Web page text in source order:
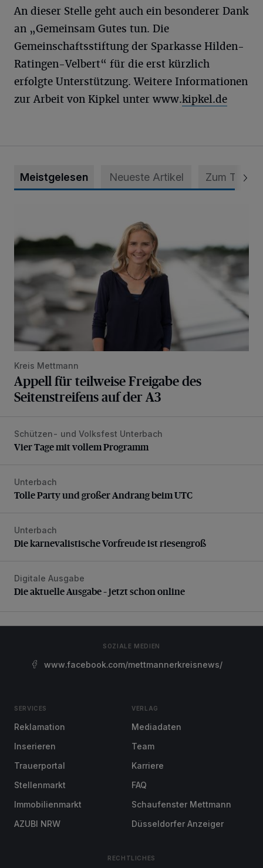
An dieser Stelle geht auch ein besonderer Dank
an „Gemeinsam Gutes tun. Die
Gemeinschaftsstiftung der Sparkasse Hilden-
Ratingen-Velbert“ für die erst kürzlich
erfolgte Unterstützung. Weitere Informationen
zur Arbeit von Kipkel unter www.kipkel.de
Meistgelesen Neueste Artikel Zum Thema
Kreis Mettmann
Appell für teilweise Freigabe des
Seitenstreifens auf der A3
Vier Tage mit vollem Programm
Schützen- und Volksfest Unterbach
Vier Tage mit vollem Programm
Tolle Party und großer Andrang beim UTC
Unterbach
Tolle Party und großer Andrang beim UTC
Die karnevalistische Vorfreude ist riesengroß
Unterbach
Die karnevalistische Vorfreude ist riesengroß
Die aktuelle Ausgabe – jetzt schon online
Digitale Ausgabe
Die aktuelle Ausgabe – jetzt schon online
SOZIALE MEDIEN
www.facebook.com/mettmannerkreisnews/
SERVICES
Reklamation
Inserieren
Trauerportal
Stellenmarkt
Immobilienmarkt
AZUBI NRW
VERLAG
Mediadaten
Team
Karriere
FAQ
Schaufenster Mettmann
Düsseldorfer Anzeiger
RECHTLICHES